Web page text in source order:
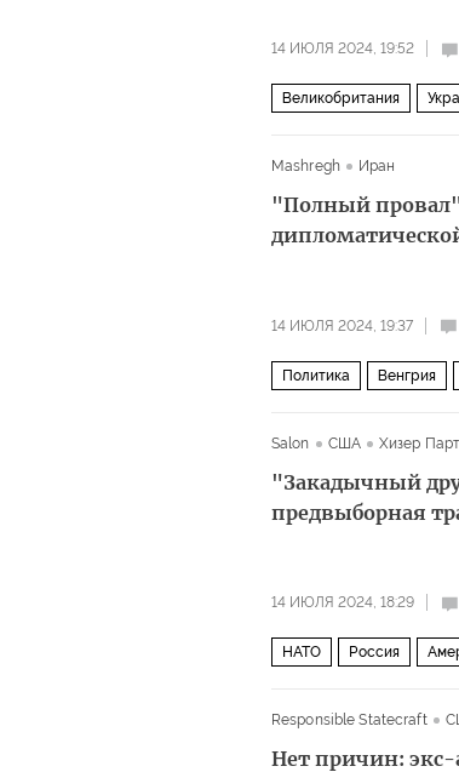
14 ИЮЛЯ 2024, 19:52
Великобритания
Mashregh Иран
"Полный
14 ИЮЛЯ 2024, 19:37
Политика Венгрия
Salon
США Хизер
"Закадычный
предвыборная
14 ИЮЛЯ 2024, 18:29
НАТО Россия
Responsible Statecraft
Нет причин: экс-